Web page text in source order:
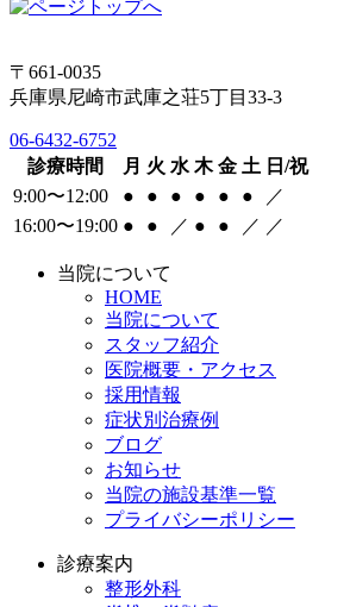
〒661-0035
兵庫県尼崎市武庫之荘5丁目33-3
06-6432-6752
診療時間
月 火 水 木 金 土 日/祝
9:00〜12:00
● ● ● ● ● ●
／
16:00〜19:00 ● ● ／ ● ● ／ ／
当院について
HOME
当院について
スタッフ紹介
医院概要・アクセス
採用情報
症状別治療例
ブログ
お知らせ
当院の施設基準一覧
プライバシーポリシー
診療案内
整形外科